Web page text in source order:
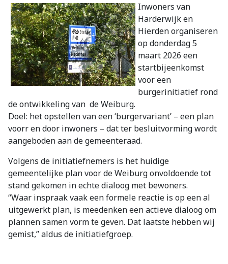
Inwoners van
Harderwijk en
Hierden organiseren
op donderdag 5
maart 2026 een
startbijeenkomst
voor een
burgerinitiatief rond
de ontwikkeling van de Weiburg.
Doel: het opstellen van een ‘burgervariant’ – een plan
voorr en door inwoners – dat ter besluitvorming wordt
aangeboden aan de gemeenteraad.
Volgens de initiatiefnemers is het huidige
gemeentelijke plan voor de Weiburg onvoldoende tot
stand gekomen in echte dialoog met bewoners.
“Waar inspraak vaak een formele reactie is op een al
uitgewerkt plan, is meedenken een actieve dialoog om
plannen samen vorm te geven. Dat laatste hebben wij
gemist,” aldus de initiatiefgroep.